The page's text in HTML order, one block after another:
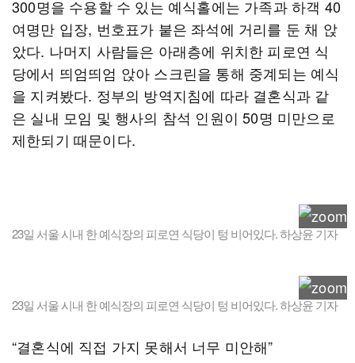
300명을 수용할 수 있는 예식홀에는 가족과 하객 40
여명만 입장, 번호표가 붙은 좌석에 거리를 둔 채 앉
았다. 나머지 사람들은 아래층에 위치한 피로연 식
당에서 띄엄띄엄 앉아 스크린을 통해 중계되는 예식
을 지켜봤다. 정부의 방역지침에 따라 결혼식과 같
은 실내 모임 및 행사의 참석 인원이 50명 미만으로
제한되기 때문이다.
23일 서울 시내 한 예식장의 피로연 식당이 텅 비어있다. 하상윤 기자
23일 서울 시내 한 예식장의 피로연 식당이 텅 비어있다. 하상윤 기자
“결혼식에 직접 가지 못해서 너무 미안해”